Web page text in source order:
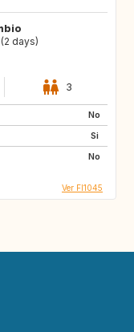
days)
3
No
Si
No
Ver FI1045